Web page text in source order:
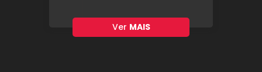
Ver MAIS